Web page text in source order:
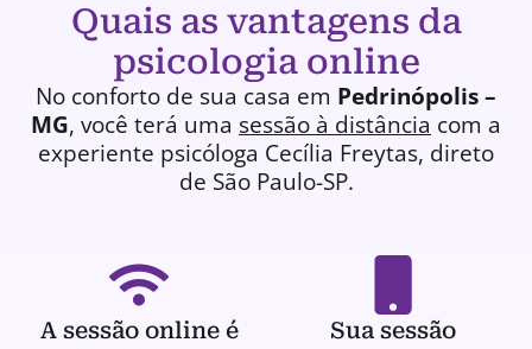
Quais as vantagens da
psicologia online
No conforto de sua casa em Pedrinópolis –
MG, você terá uma sessão à distância com a
experiente psicóloga Cecília Freytas, direto
de São Paulo-SP.
A sessão online é
Sua sessão